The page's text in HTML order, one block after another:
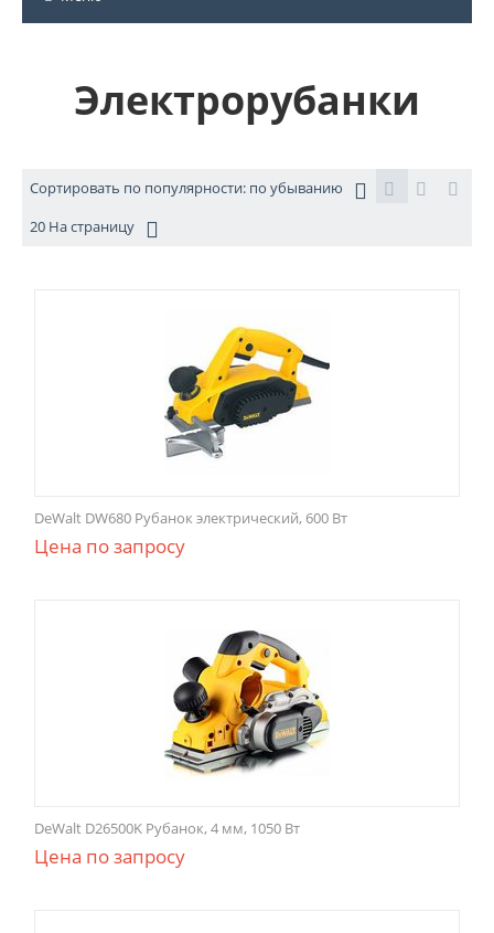
Электрорубанки
Сортировать по популярности: по убыванию
20 На страницу
DeWalt DW680 Рубанок электрический, 600 Вт
Цена по запросу
DeWalt D26500K Рубанок, 4 мм, 1050 Вт
Цена по запросу